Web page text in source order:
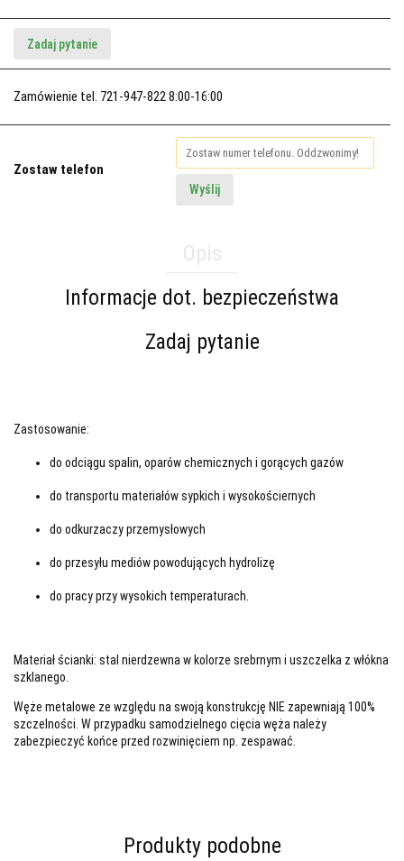
Zadaj pytanie
Zamówienie tel. 721-947-822 8:00-16:00
Zostaw telefon
Wyślij
Informacje dot. bezpieczeństwa
Zadaj pytanie
Zastosowanie:
do odciągu spalin, oparów chemicznych i gorących gazów
do transportu materiałów sypkich i wysokościernych
do odkurzaczy przemysłowych
do przesyłu mediów powodujących hydrolizę
do pracy przy wysokich temperaturach.
Materiał ścianki: stal nierdzewna w kolorze srebrnym i uszczelka z włókna
szklanego.
Węże metalowe ze względu na swoją konstrukcję NIE zapewniają 100%
szczelności. W przypadku samodzielnego cięcia węża należy
zabezpieczyć końce przed rozwinięciem np. zespawać.
Produkty podobne